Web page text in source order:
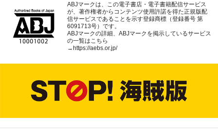
ABJマークは、この電子書店・電子書籍配信サービス
が、著作権者からコンテンツ使用許諾を得た正規版配
信サービスであることを示す登録商標（登録番号 第
6091713号）です。
ABJマークの詳細、ABJマークを掲示しているサービス
の一覧はこちら
→https://aebs.or.jp/